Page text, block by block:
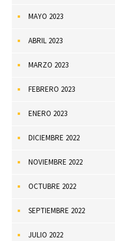
MAYO 2023
ABRIL 2023
MARZO 2023
FEBRERO 2023
ENERO 2023
DICIEMBRE 2022
NOVIEMBRE 2022
OCTUBRE 2022
SEPTIEMBRE 2022
JULIO 2022